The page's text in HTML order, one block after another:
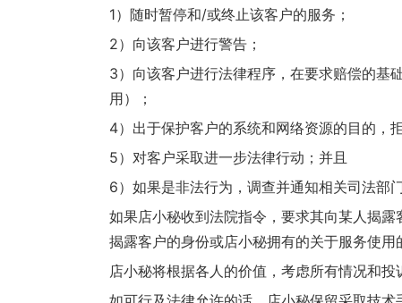
1）随时暂停和/或终止该客户的服务；
2）向该客户进行警告；
3）向该客户进行法律程序，在要求赔偿的基
用）；
4）出于保护客户的系统和网络资源的目的，
5）对客户采取进一步法律行动；并且
6）如果是非法行为，调查并通知相关司法部门
如果店小秘收到法院指令，要求其向某人揭
揭露客户的身份或店小秘拥有的关于服务使用
店小秘将根据各人的价值，考虑所有情况和